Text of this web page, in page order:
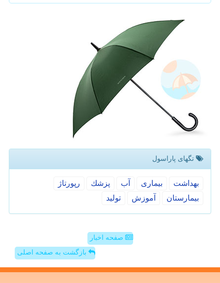
تگهای پاراسول
بهداشت بیماری آب پزشك
رپورتاژ
بیمارستان
آموزش تولید
صفحه اخبار
بازگشت به صفحه اصلی